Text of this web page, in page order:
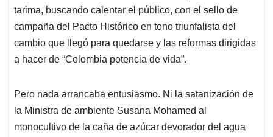
tarima, buscando calentar el público, con el sello de
campaña del Pacto Histórico en tono triunfalista del
cambio que llegó para quedarse y las reformas dirigidas
a hacer de “Colombia potencia de vida”.
Pero nada arrancaba entusiasmo. Ni la satanización de
la Ministra de ambiente Susana Mohamed al
monocultivo de la caña de azúcar devorador del agua